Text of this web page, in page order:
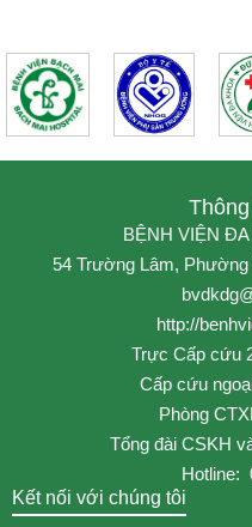
BỆNH VIỆN
54 Trường Lâm,
http://
Trực Cấp cứu
Cấp cứu
Phòng
Tổng đài CSKH
Hotline:
Kết nối với chúng tôi